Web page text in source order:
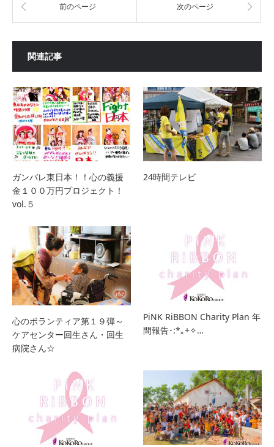
前のページ 次のページ
関連記事
ガンバレ東日本！！心の義援
金１００万円プロジェクト！
vol.５
24時間テレビ
心のボランティア第１９弾～
ケアセンター回生さん・回生
病院さん☆
PiNK RiBBON Charity Plan 年
間報告･:*｡+✧…